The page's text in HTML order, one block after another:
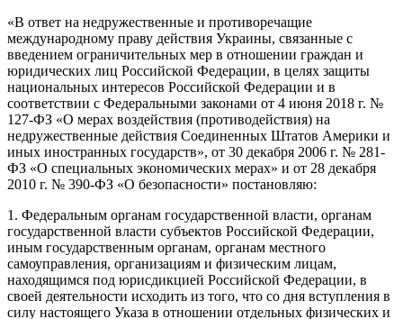
«В ответ на недружественные и противоречащие
международному праву действия Украины, связанные с
введением ограничительных мер в отношении граждан и
юридических лиц Российской Федерации, в целях защиты
национальных интересов Российской Федерации и в
соответствии с Федеральными законами от 4 июня 2018 г. №
127-ФЗ «О мерах воздействия (противодействия) на
недружественные действия Соединенных Штатов Америки и
иных иностранных государств», от 30 декабря 2006 г. № 281-
ФЗ «О специальных экономических мерах» и от 28 декабря
2010 г. № 390-ФЗ «О безопасности» постановляю:
1. Федеральным органам государственной власти, органам
государственной власти субъектов Российской Федерации,
иным государственным органам, органам местного
самоуправления, организациям и физическим лицам,
находящимся под юрисдикцией Российской Федерации, в
своей деятельности исходить из того, что со дня вступления в
силу настоящего Указа в отношении отдельных физических и